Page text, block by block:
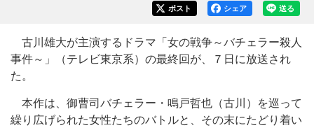
送る
シェア
ポスト
古川雄大が主演するドラマ「女の戦争～バチェラー殺人
事件～」（テレビ東京系）の最終回が、７日に放送され
た。
本作は、御曹司バチェラー・鳴戸哲也（古川）を巡って
繰り広げられた女性たちのバトルと、その末にたどり着い